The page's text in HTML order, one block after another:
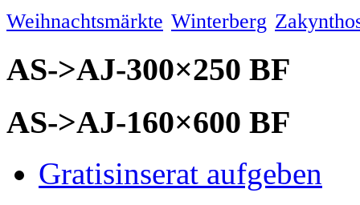
Weihnachtsmärkte Winterberg
AS->AJ-300×250 BF
AS->AJ-160×600 BF
Gratisinserat aufgeben